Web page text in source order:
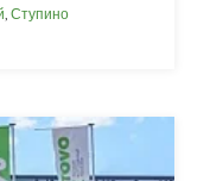
, Ступино